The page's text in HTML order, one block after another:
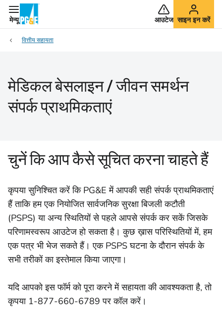
मेन्यू आउटेज साइन इन करें
वित्तीय सहायता
मेडिकल बेसलाइन / जीवन समर्थन
संपर्क प्राथमिकताएं
चुनें कि आप कैसे सूचित करना चाहते हैं
कृपया सुनिश्चित करें कि PG&E में आपकी सही संपर्क प्राथमिकताएं
हैं ताकि हम एक नियोजित सार्वजनिक सुरक्षा बिजली कटौती
(PSPS) या अन्य स्थितियों से पहले आपसे संपर्क कर सकें जिसके
परिणामस्वरूप आउटेज हो सकता है। कुछ ख़ास परिस्थितियों में, हम
एक पत्र भी भेज सकते हैं। एक PSPS घटना के दौरान संपर्क के
सभी तरीकों का इस्तेमाल किया जाएगा।
यदि आपको इस फॉर्म को पूरा करने में सहायता की आवश्यकता है, तो
कृपया 1-877-660-6789 पर कॉल करें।